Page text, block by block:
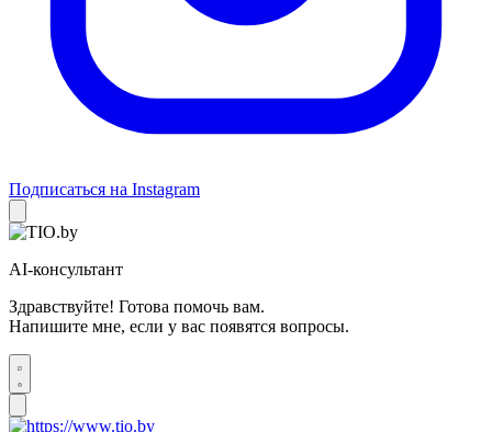
Подписаться на Instagram
AI-консультант
Здравствуйте! Готова помочь вам.
Напишите мне, если у вас появятся вопросы.